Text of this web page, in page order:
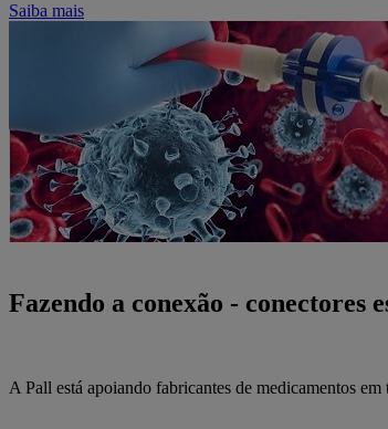
Saiba mais
Fazendo a conexão - conectores
A Pall está apoiando fabricantes de medicamentos